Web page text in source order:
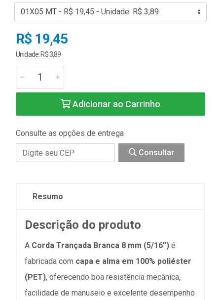
R$ 19,45
Unidade: R$ 3,89
Adicionar ao Carrinho
Consulte as opções de entrega
Consultar
Resumo
Descrição do produto
A Corda Trançada Branca 8 mm (5/16”) é
fabricada com capa e alma em 100% poliéster
(PET), oferecendo boa resistência mecânica,
facilidade de manuseio e excelente desempenho